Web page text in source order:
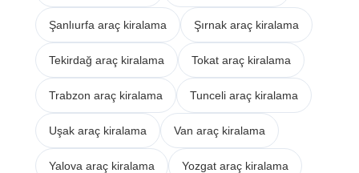
Şanlıurfa araç kiralama Şırnak araç kiralama
Tekirdağ araç kiralama Tokat araç kiralama
Trabzon araç kiralama Tunceli araç kiralama
Uşak araç kiralama Van araç kiralama
Yalova araç kiralama Yozgat araç kiralama